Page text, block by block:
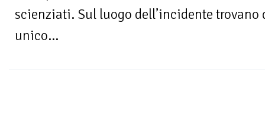
scienziati. Sul luogo dell’incidente trovano
unico...